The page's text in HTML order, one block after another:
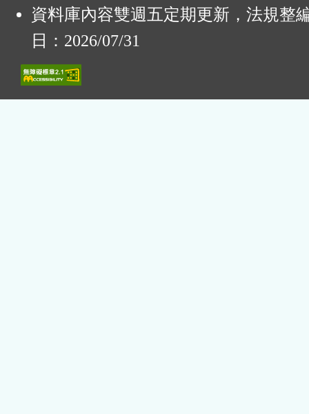
資料庫內容雙週五定期更新，法規整
日：2026/07/31